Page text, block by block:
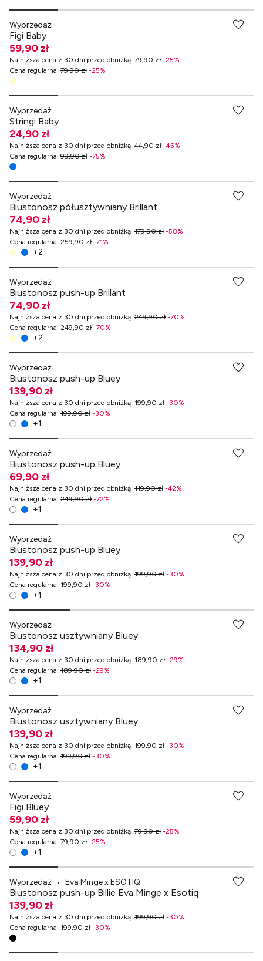
Wyprzedaż
Figi Baby
59,90 zł
Najniższa cena z 30 dni przed obniżką: 79,90 zł -25%
Cena regularna: 79,90 zł -25%
Wyprzedaż
Stringi Baby
24,90 zł
Najniższa cena z 30 dni przed obniżką: 44,90 zł -45%
Cena regularna: 99,90 zł -75%
Wyprzedaż
Biustonosz półusztywniany Brillant
74,90 zł
Najniższa cena z 30 dni przed obniżką: 179,90 zł -58%
Cena regularna: 259,90 zł -71%
+2
Wyprzedaż
Biustonosz push-up Brillant
74,90 zł
Najniższa cena z 30 dni przed obniżką: 249,90 zł -70%
Cena regularna: 249,90 zł -70%
+2
-70% przy zakupach za min. 349 zł
Wyprzedaż
Biustonosz push-up Bluey
139,90 zł
Najniższa cena z 30 dni przed obniżką: 199,90 zł -30%
Cena regularna: 199,90 zł -30%
+1
-70% przy zakupach za min. 349 zł
Wyprzedaż
Biustonosz push-up Bluey
69,90 zł
Najniższa cena z 30 dni przed obniżką: 119,90 zł -42%
Cena regularna: 249,90 zł -72%
+1
-70% przy zakupach za min. 349 zł
Wyprzedaż
Biustonosz push-up Bluey
139,90 zł
Najniższa cena z 30 dni przed obniżką: 199,90 zł -30%
Cena regularna: 199,90 zł -30%
+1
-70% przy zakupach za min. 349 zł
Wyprzedaż
Biustonosz usztywniany Bluey
134,90 zł
Najniższa cena z 30 dni przed obniżką: 189,90 zł -29%
Cena regularna: 189,90 zł -29%
+1
-70% przy zakupach za min. 349 zł
Wyprzedaż
Biustonosz usztywniany Bluey
139,90 zł
Najniższa cena z 30 dni przed obniżką: 199,90 zł -30%
Cena regularna: 199,90 zł -30%
+1
-70% przy zakupach za min. 349 zł
Wyprzedaż
Figi Bluey
59,90 zł
Najniższa cena z 30 dni przed obniżką: 79,90 zł -25%
Cena regularna: 79,90 zł -25%
+1
-70% przy zakupach za min. 349 zł
Wyprzedaż • Eva Minge x ESOTIQ
Biustonosz push-up Billie Eva Minge x Esotiq
139,90 zł
Najniższa cena z 30 dni przed obniżką: 199,90 zł -30%
Cena regularna: 199,90 zł -30%